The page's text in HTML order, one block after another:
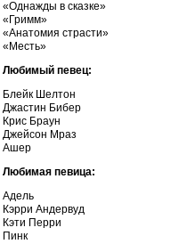
«Однажды в сказке»
«Гримм»
«Анатомия страсти»
«Месть»
Любимый певец:
Блейк Шелтон
Джастин Бибер
Крис Браун
Джейсон Мраз
Ашер
Любимая певица:
Адель
Кэрри Андервуд
Кэти Перри
Пинк